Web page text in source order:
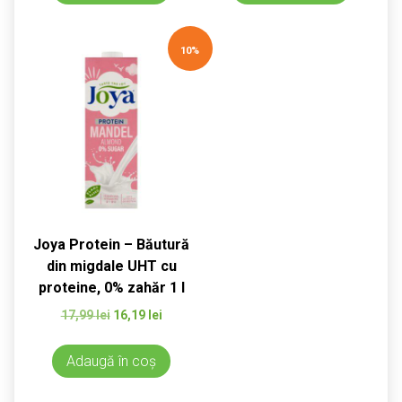
10%
Joya Protein – Băutură
din migdale UHT cu
proteine, 0% zahăr 1 l
17,99lei Prețul
fost:
16,19 leiPrețul
este:
16,19 lei.
Adaugă în coș